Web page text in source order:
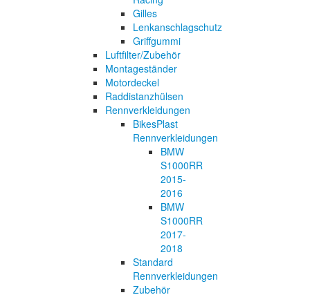
Gilles
Lenkanschlagschutz
Griffgummi
Luftfilter/Zubehör
Montageständer
Motordeckel
Raddistanzhülsen
Rennverkleidungen
BikesPlast
Rennverkleidungen
BMW
S1000RR
2015-
2016
BMW
S1000RR
2017-
2018
Standard
Rennverkleidungen
Zubehör